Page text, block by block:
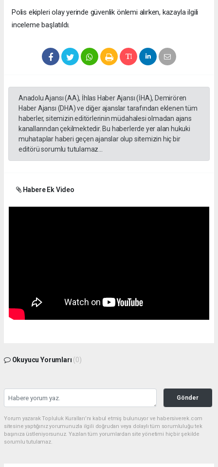
Polis ekipleri olay yerinde güvenlik önlemi alırken, kazayla ilgili
inceleme başlatıldı.
Anadolu Ajansı (AA), İhlas Haber Ajansı (İHA), Demirören
Haber Ajansı (DHA) ve diğer ajanslar tarafından eklenen tüm
haberler, sitemizin editörlerinin müdahalesi olmadan ajans
kanallarından çekilmektedir. Bu haberlerde yer alan hukuki
muhataplar haberi geçen ajanslar olup sitemizin hiç bir
editörü sorumlu tutulamaz...
Habere Ek Video
Okuyucu Yorumları (0)
Gönder
Yorum yazarak Topluluk Kuralları’nı kabul etmiş bulunuyor ve habersiverek.com
sitesine yaptığınız yorumunuzla ilgili doğrudan veya dolaylı tüm sorumluluğu tek
başınıza üstleniyorsunuz. Yazılan tüm yorumlardan site yönetimi hiçbir şekilde
sorumlu tutulamaz.